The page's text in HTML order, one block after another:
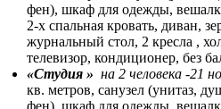
фен), шкаф для одежды,
2-х спальная кровать, диван,
журнальный стол, 2 кресла ,
телевизор, кондиционер, без
«Студия » на 2 человека -21
кв. метров, санузел (унитаз,
фен), шкаф для одежды,